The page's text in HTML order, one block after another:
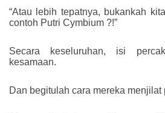
“Atau lebih tepatnya, bukankah
contoh Putri Cymbium ?!”
Secara keseluruhan, isi
kesamaan.
Dan begitulah cara mereka menjilat